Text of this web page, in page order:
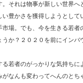
それは物事が新しい世界へ
豊かさを獲得しようとし
場。でも、今を生きる若
か？２０２０を前にイン
若者のがっかりな気持ちに
なんも変わってへんのと